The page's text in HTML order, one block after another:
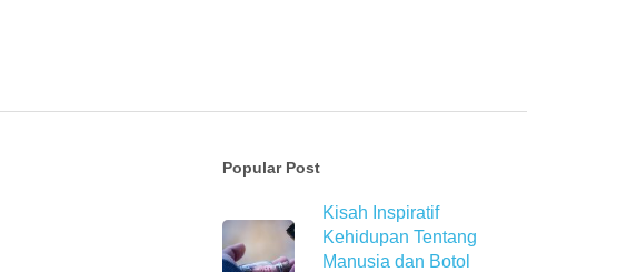
Popular Post
Kisah Inspiratif
Kehidupan Tentang
Manusia dan Botol